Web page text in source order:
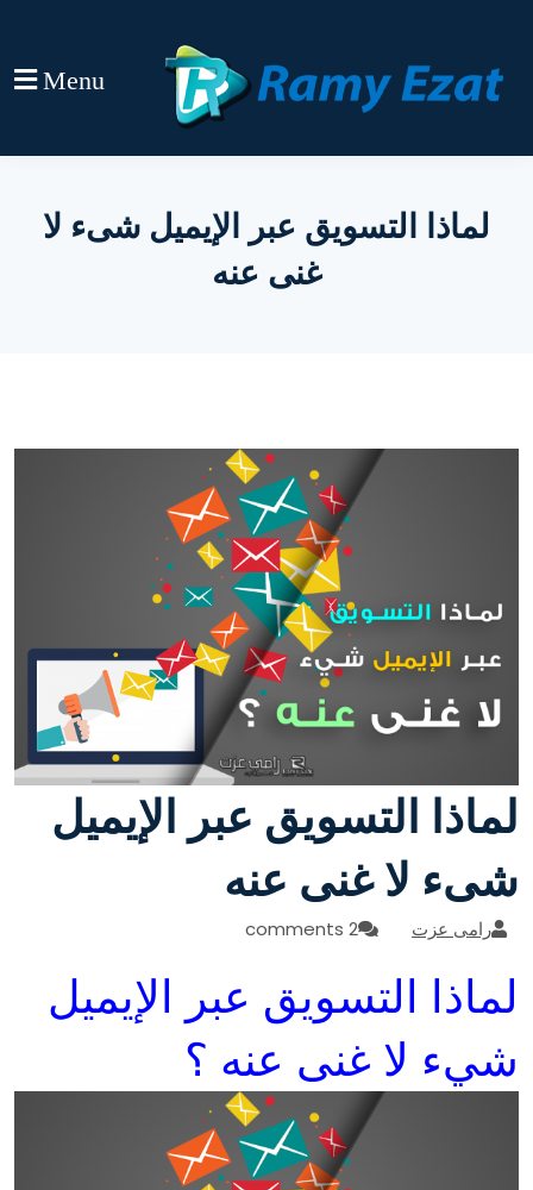
Menu
لماذا التسويق عبر الإيميل شىء لا
غنى عنه
لماذا التسويق عبر الإيميل
شىء لا غنى عنه
رامى عزت 2 comments
لماذا التسويق عبر الإيميل
شيء لا غنى عنه ؟